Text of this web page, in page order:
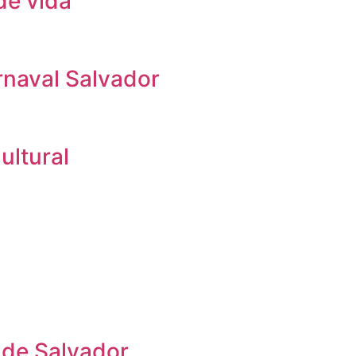
Salvador